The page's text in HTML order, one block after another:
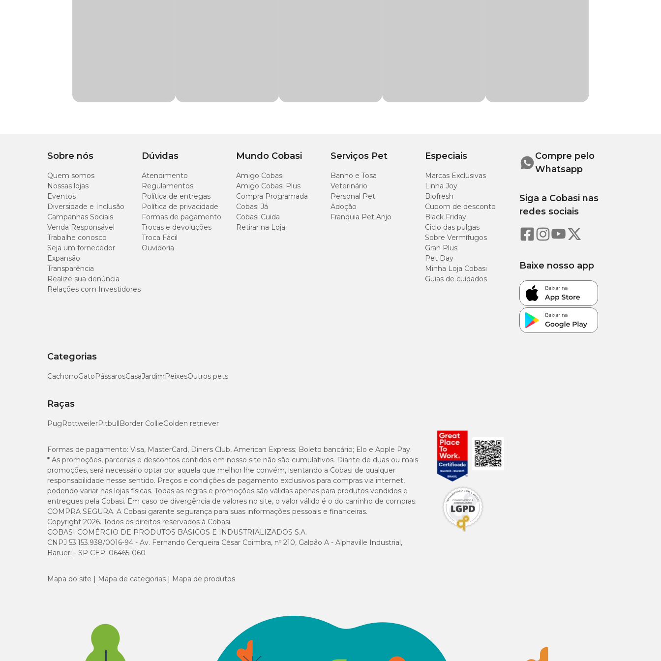
Quais animais podem se beneficiar do produto?
A recomendação geral, no entanto, é de que a aplicação do Neodexa Spray deve ser feita 2 vezes ao dia por um período máximo de 7 dias.
Quais são as principais funções do produto?
O Neodexa combina medicamentos como o sulfato de neomicina e a dexametasona glicocorticoide para combater e prevenir infecções de cortes, ferimentos,
O Preço do Neodexa Spray
Eleito por diversos veterinários como o produto indicado para combater infecções em cães e gatos, o Neodexa Spray da Coveli tem um dos melhores custos-
Sobre nós
Quem somos
Nossas lojas
Eventos
Diversidade e Inclusão
Campanhas Sociais
Venda Responsável
Trabalhe conosco
Seja um fornecedor
Expansão
Transparência
Realize sua denúncia
Relações com Investidores
Dúvidas
Atendimento
Regulamentos
Política de entregas
Política de privacidade
Formas de pagamento
Trocas e devoluções
Troca Fácil
Ouvidoria
Mundo Cobasi
Amigo Cobasi
Amigo Cobasi Plus
Compra Programada
Cobasi Já
Cobasi Cuida
Retirar na Loja
Serviços Pet
Banho e Tosa
Veterinário
Personal Pet
Adoção
Franquia Pet Anjo
Especiais
Marcas Exclusivas
Linha Joy
Biofresh
Cupom de desconto
Black Friday
Ciclo das pulgas
Sobre Vermífugos
Gran Plus
Pet Day
Minha Loja Cobasi
Guias de cuidados
Categorias
CachorroGatoPássarosCasaJardimPeixesOutros pets
Raças
PugRottweilerPitbullBorder CollieGolden retriever
Compre pelo
Whatsapp
Siga a Cobasi nas
redes sociais
Baixe nosso app
Formas de pagamento: Visa, MasterCard, Diners Club, American Express; Boleto bancário; Elo e Apple Pay.
* As promoções, parcerias e descontos contidos em nosso site não são cumulativos. Diante de duas ou mais
promoções, será necessário optar por aquela que melhor lhe convém, isentando a Cobasi de qualquer
responsabilidade nesse sentido. Preços e condições de pagamento exclusivos para compras via internet,
podendo variar nas lojas físicas. Todas as regras e promoções são válidas apenas para produtos vendidos e
entregues pela Cobasi. Em caso de divergência de valores no site, o valor válido é o do carrinho de compras.
COMPRA SEGURA. A Cobasi garante segurança para suas informações pessoais e financeiras.
Copyright 2026. Todos os direitos reservados à Cobasi.
COBASI COMÉRCIO DE PRODUTOS BÁSICOS E INDUSTRIALIZADOS S.A.
CNPJ 53.153.938/0016-94 - Av. Fernando Cerqueira César Coimbra, nº 210, Galpão A - Alphaville Industrial,
Barueri - SP CEP: 06465-060
Mapa do site Mapa de categorias Mapa de produtos